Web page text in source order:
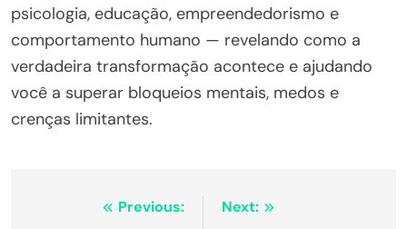
psicologia, educação, empreendedorismo e
comportamento humano — revelando como a
verdadeira transformação acontece e ajudando
você a superar bloqueios mentais, medos e
crenças limitantes.
Previous:
Next: